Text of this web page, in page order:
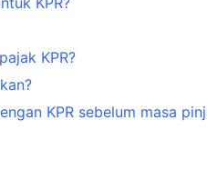
KPR?
KPR sebelum masa